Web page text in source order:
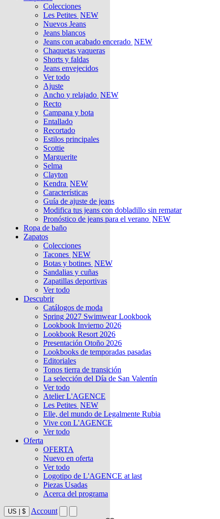
Colecciones
Les Petites NEW
Nuevos Jeans
Jeans blancos
Jeans con acabado encerado NEW
Chaquetas vaqueras
Shorts y faldas
Jeans envejecidos
Ver todo
Ajuste
Ancho y relajado NEW
Recto
Campana y bota
Entallado
Recortado
Estilos principales
Scottie
Marguerite
Selma
Clayton
Kendra NEW
Características
Guía de ajuste de jeans
Modifica tus jeans con dobladillo sin rematar
Pronóstico de jeans para el verano NEW
Ropa de baño
Zapatos
Colecciones
Tacones NEW
Botas y botines NEW
Sandalias y cuñas
Zapatillas deportivas
Ver todo
Descubrir
Catálogos de moda
Spring 2027 Swimwear Lookbook
Lookbook Invierno 2026
Lookbook Resort 2026
Presentación Otoño 2026
Lookbooks de temporadas pasadas
Editoriales
Tonos tierra de transición
La selección del Día de San Valentín
Ver todo
Atelier L'AGENCE
Les Petites NEW
Elle, del mundo de Legalmente Rubia
Vive con L'AGENCE
Ver todo
Oferta
OFERTA
Nuevo en oferta
Ver todo
Logotipo de L'AGENCE at last
Piezas Usadas
Acerca del programa
US $ Account